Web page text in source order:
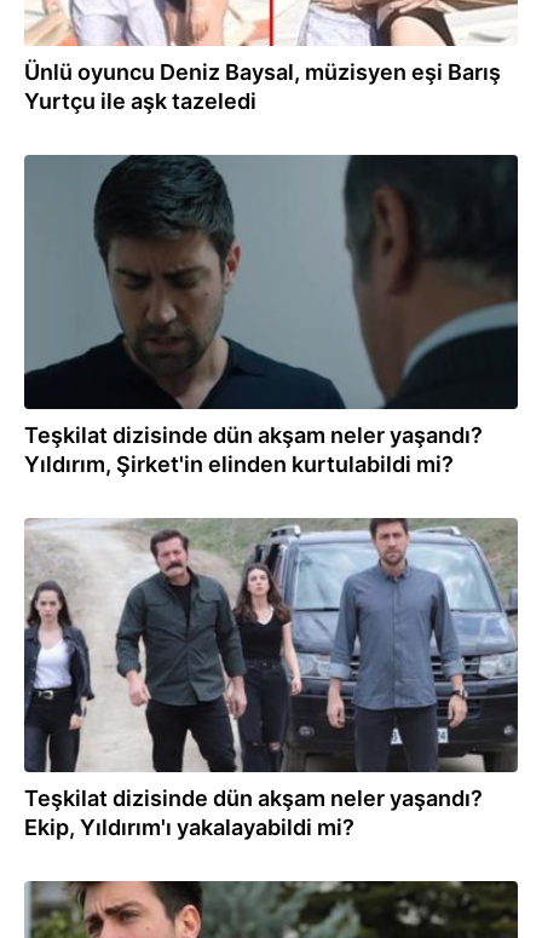
Ünlü oyuncu Deniz Baysal, müzisyen eşi Barış
Yurtçu ile aşk tazeledi
23.05.2022
Teşkilat dizisinde dün akşam neler yaşandı?
Yıldırım, Şirket'in elinden kurtulabildi mi?
16.05.2022
Teşkilat dizisinde dün akşam neler yaşandı?
Ekip, Yıldırım'ı yakalayabildi mi?
25.04.2022